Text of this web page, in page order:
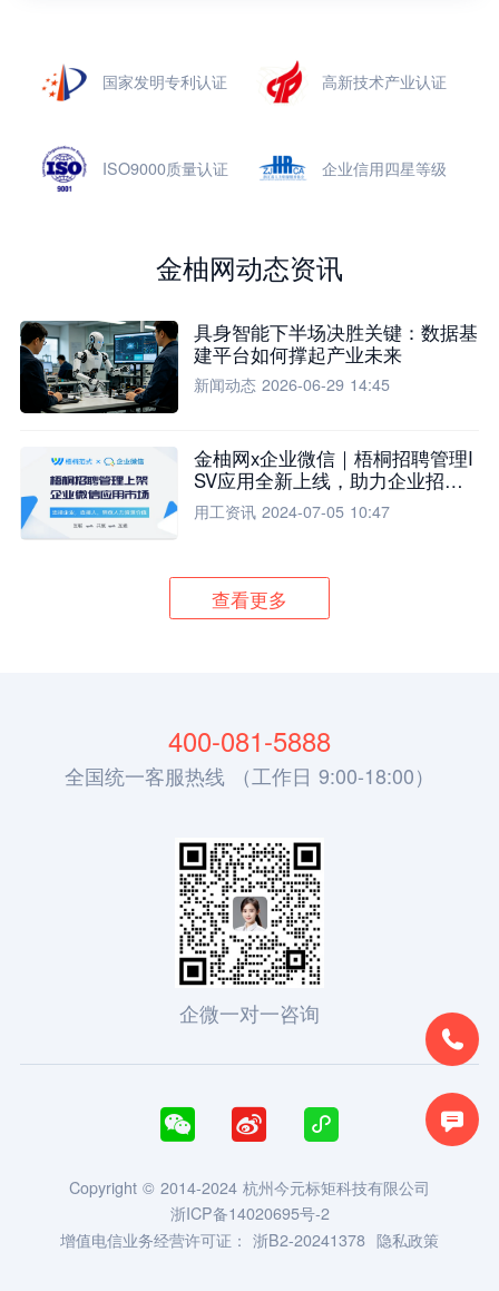
国家发明专利认证 高新技术产业认证
ISO9000质量认证 企业信用四星等级
金柚网动态资讯
具身智能下半场决胜关键：数据基
建平台如何撑起产业未来
新闻动态 2026-06-29 14:45
金柚网x企业微信｜梧桐招聘管理I
SV应用全新上线，助力企业招聘
流程全面升级
用工资讯 2024-07-05 10:47
查看更多


400-081-5888
全国统一客服热线 （工作日 9:00-18:00）
企微一对一咨询
  
Copyright © 2014-2024 杭州今元标矩科技有限公司
浙ICP备14020695号-2
增值电信业务经营许可证： 浙B2-20241378 隐私政策